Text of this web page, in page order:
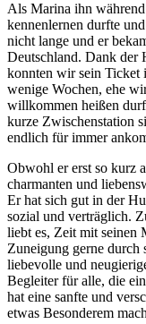
Als Marina ihn
kennenlernen durfte
nicht lange und er
Deutschland. Dank der
konnten wir sein Ticket
wenige Wochen, ehe
willkommen heißen
kurze Zwischenstation
endlich für immer
Obwohl er erst so kurz
charmanten und
Er hat sich gut in der
sozial und verträglich.
liebt es, Zeit mit seinen
Zuneigung gerne durch
liebevolle und
Begleiter für alle, die
hat eine sanfte und
etwas Besonderem